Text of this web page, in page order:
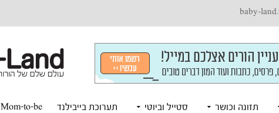
תזונה וכושר סטייל וביוטי תערוכת בייבילנד Mom-to-be